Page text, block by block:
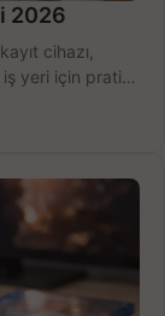
2026
cihazı,
iş yeri için pratik